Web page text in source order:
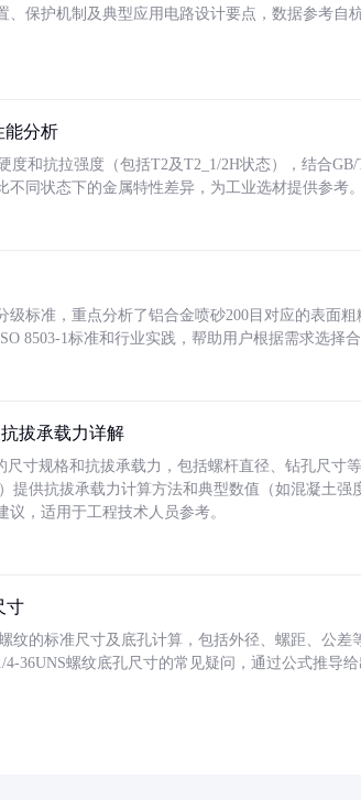
、保护机制及典型应用电路设计要点，数据参考自
能分析
度和抗拉强度（包括T2及T2_1/2H状态），结合
同状态下的金属特性差异，为工业选材提供参考。
级标准，重点分析了铝合金喷砂200目对应的表面
8503-1标准和行业实践，帮助用户根据需求选择合
拔承载力详解
尺寸规格和抗拔承载力，包括螺杆直径、钻孔尺寸
提供抗拔承载力计算方法和典型数值（如混凝土强
，适用于工程技术人员参考。
寸
纹的标准尺寸及底孔计算，包括外径、螺距、公
4-36UNS螺纹底孔尺寸的常见疑问，通过公式推导